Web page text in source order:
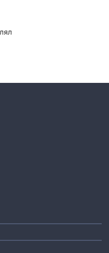
ксимении удовлетворяют
эластичность,
обменно-
повышает упругость и